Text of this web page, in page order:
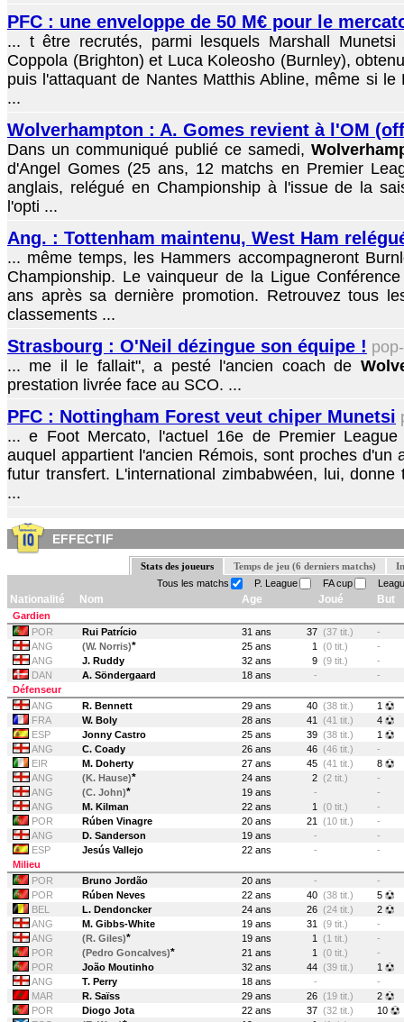
PFC : une enveloppe de 50 M€ pour le
... t être recrutés, parmi lesquels Marshall Munetsi
Coppola (Brighton) et Luca Koleosho (Burnley),
puis l'attaquant de Nantes Matthis Abline, même si
...
Wolverhampton : A. Gomes revient à l'OM
Dans un communiqué publié ce samedi,
d'Angel Gomes (25 ans, 12 matchs en Premier
anglais, relégué en Championship à l'issue de la
l'opti ...
Ang. : Tottenham maintenu, West Ham
... même temps, les Hammers accompagneront
Championship. Le vainqueur de la Ligue
ans après sa dernière promotion. Retrouvez tous
classements ...
Strasbourg : O'Neil dézingue son équipe !
... me il le fallait", a pesté l'ancien coach de
prestation livrée face au SCO. ...
PFC : Nottingham Forest veut chiper Munetsi
... e Foot Mercato, l'actuel 16e de Premier
auquel appartient l'ancien Rémois, sont proches d'un
futur transfert. L'international zimbabwéen, lui,
...
EFFECTIF
Stats des joueurs Temps de jeu (6 derniers matchs)
Tous les matchs
P. League FA cup
Nationalité Nom Age Joué But
Gardien
POR
Rui Patrício 31 ans 37 (37 tit.)
-
ANG
(W. Norris)* 25 ans 1 (0 tit.)
-
ANG
J. Ruddy 32 ans 9 (9 tit.)
-
DAN
A. Söndergaard 18 ans -
-
Défenseur
ANG
R. Bennett 29 ans 40 (38 tit.)
1
FRA
W. Boly 28 ans 41 (41 tit.)
4
ESP
Jonny Castro 25 ans 39 (38 tit.)
1
ANG
C. Coady 26 ans 46 (46 tit.)
-
EIR
M. Doherty 27 ans 45 (41 tit.)
8
ANG
(K. Hause)* 24 ans 2 (2 tit.)
-
ANG
(C. John)* 19 ans -
-
ANG
M. Kilman 22 ans 1 (0 tit.)
-
POR
Rúben Vinagre 20 ans 21 (10 tit.)
-
ANG
D. Sanderson 19 ans -
-
ESP
Jesús Vallejo 22 ans -
-
Milieu
POR
Bruno Jordão 20 ans -
-
POR
Rúben Neves 22 ans 40 (38 tit.)
5
BEL
L. Dendoncker 24 ans 26 (24 tit.)
2
ANG
M. Gibbs-White 19 ans 31 (9 tit.)
-
ANG
(R. Giles)* 19 ans 1 (1 tit.)
-
POR
(Pedro Goncalves)* 21 ans 1 (0 tit.)
-
POR
João Moutinho 32 ans 44 (39 tit.)
1
ANG
T. Perry 18 ans -
-
MAR
R. Saïss 29 ans 26 (19 tit.)
2
POR
Diogo Jota 22 ans 37 (32 tit.)
10